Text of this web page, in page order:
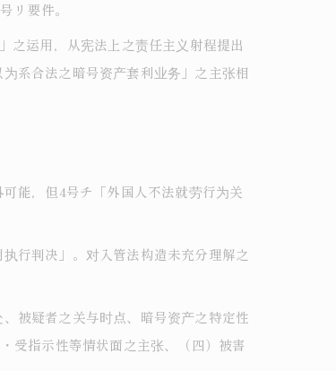
リ要件。
之运用，从宪法上之责任主义射程提出
系合法之暗号资产套利业务」之主张相
能，但4号チ「外国人不法就劳行为关
行判决」。对入管法构造未充分理解之
被疑者之关与时点、暗号资产之特定性
受指示性等情状面之主张、（四）被害